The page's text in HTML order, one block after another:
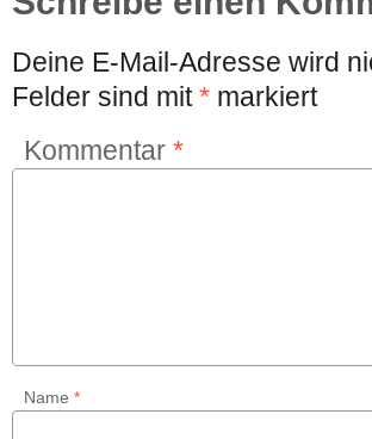
Deine E-Mail-Adresse wird
Felder sind mit* markiert
Kommentar *
Name *